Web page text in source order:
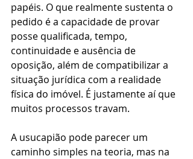
papéis. O que realmente sustenta o
pedido é a capacidade de provar
posse qualificada, tempo,
continuidade e ausência de
oposição, além de compatibilizar a
situação jurídica com a realidade
física do imóvel. É justamente aí que
muitos processos travam.
A usucapião pode parecer um
caminho simples na teoria, mas na